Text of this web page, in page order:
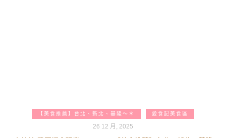
【美食推薦】台北、新北、基隆～＊ 愛食記美食區
26 12 月, 2025